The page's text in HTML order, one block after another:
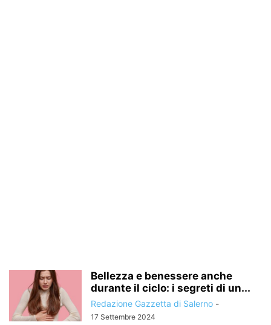
Bellezza e benessere anche
durante il ciclo: i segreti di un...
Redazione Gazzetta di Salerno -
17 Settembre 2024